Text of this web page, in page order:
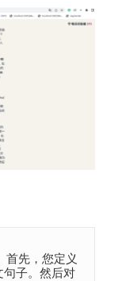
首先，您定义
子。然后对